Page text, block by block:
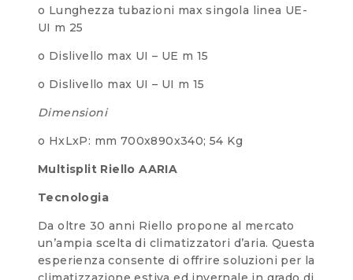
o Lunghezza tubazioni max singola linea UE-
UI m 25
o Dislivello max UI – UE m 15
o Dislivello max UI – UI m 15
Dimensioni
o HxLxP: mm 700x890x340; 54 Kg
Multisplit Riello AARIA
Tecnologia
Da oltre 30 anni Riello propone al mercato
un’ampia scelta di climatizzatori d’aria. Questa
esperienza consente di offrire soluzioni per la